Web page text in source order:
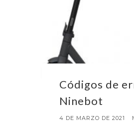
Códigos de
Ninebot
4 DE MARZO DE 2021